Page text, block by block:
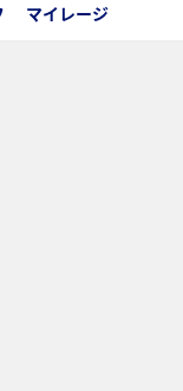
マイレージ